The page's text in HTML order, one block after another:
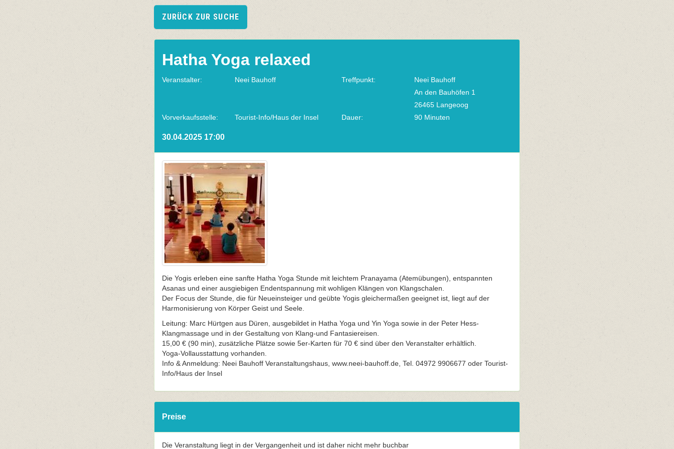
ZURÜCK ZUR SUCHE
Hatha Yoga relaxed
Veranstalter: Neei Bauhoff Treffpunkt:
Neei Bauhoff
An den Bauhöfen 1
26465 Langeoog
Vorverkaufsstelle:
Tourist-Info/Haus der Insel Dauer: 90 Minuten
30.04.2025 17:00
Die Yogis erleben eine sanfte Hatha Yoga Stunde mit leichtem Pranayama (Atemübungen), entspannten
Asanas und einer ausgiebigen Endentspannung mit wohligen Klängen von Klangschalen.
Der Focus der Stunde, die für Neueinsteiger und geübte Yogis gleichermaßen geeignet ist, liegt auf der
Harmonisierung von Körper Geist und Seele.
Leitung: Marc Hürtgen aus Düren, ausgebildet in Hatha Yoga und Yin Yoga sowie in der Peter Hess-
Klangmassage und in der Gestaltung von Klang-und Fantasiereisen.
15,00 € (90 min), zusätzliche Plätze sowie 5er-Karten für 70 € sind über den Veranstalter erhältlich.
Yoga-Vollausstattung vorhanden.
Info & Anmeldung: Neei Bauhoff Veranstaltungshaus, www.neei-bauhoff.de, Tel. 04972 9906677 oder Tourist-
Info/Haus der Insel
Preise
Die Veranstaltung liegt in der Vergangenheit und ist daher nicht mehr buchbar